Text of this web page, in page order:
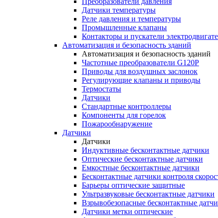
Датчики температуры
Реле давления и температуры
Промышленные клапаны
Контакторы и пускатели
Автоматизация и безопасность зданий
Автоматизация и безопасность зданий
Частотные преобразователи G120P
Приводы для воздушных заслонок
Регулирующие клапаны и приводы
Термостаты
Датчики
Стандартные контроллеры
Компоненты для горелок
Пожарообнаружение
Датчики
Датчики
Индуктивные бесконтактные датчики
Оптические бесконтактные датчики
Емкостные бесконтактные датчики
Бесконтактные датчики контроля
Барьеры оптические защитные
Ультразвуковые бесконтактные датчики
Взрывобезопасные бесконтактные
Датчики метки оптические